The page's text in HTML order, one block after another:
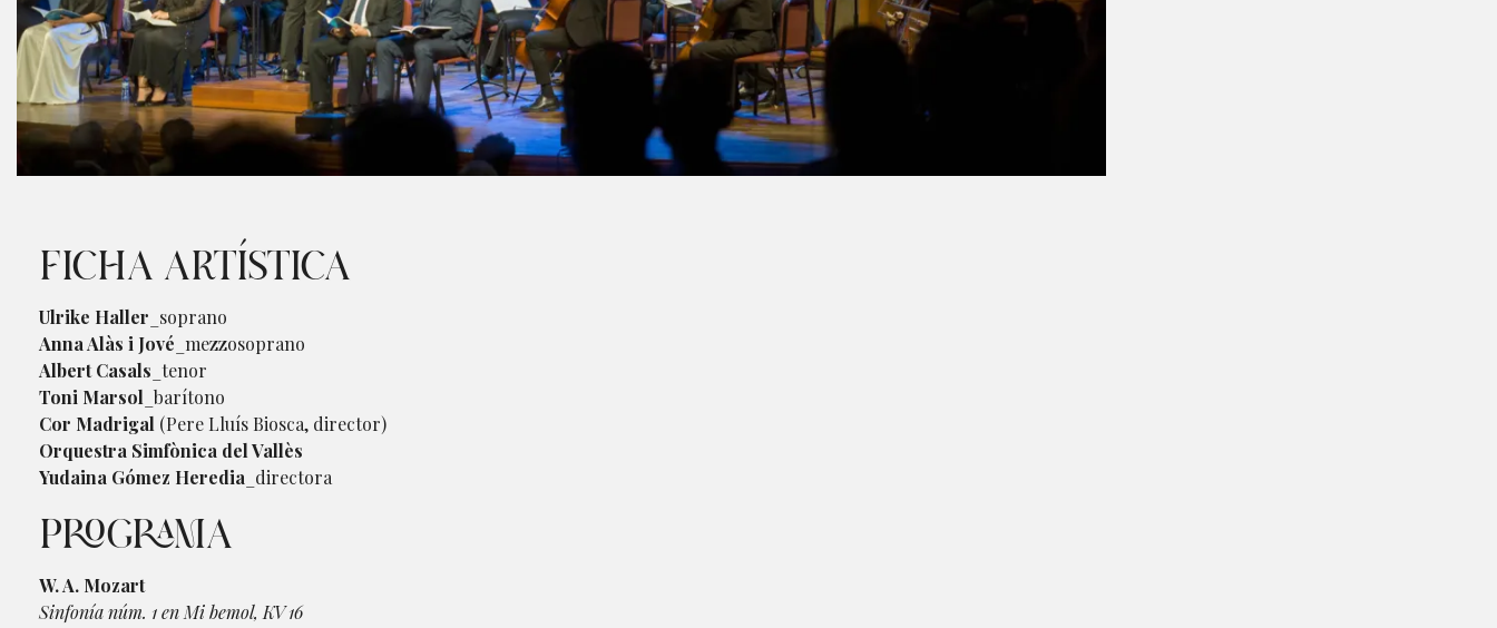
FICHA ARTÍSTICA
Ulrike Haller _soprano
Anna Alàs i Jové _mezzosoprano
Albert Casals _tenor
Toni Marsol _barítono
Cor Madrigal (Pere Lluís Biosca, director)
Orquestra Simfònica del Vallès
Yudaina Gómez Heredia _directora
PROGRAMA
W. A. Mozart
Sinfonía núm. 1 en Mi bemol, KV 16